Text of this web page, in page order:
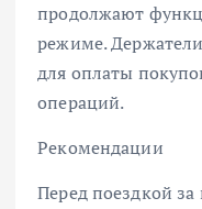
продолжают
режиме.
для оплаты
операций.
Рекомендации
Перед поездкой за